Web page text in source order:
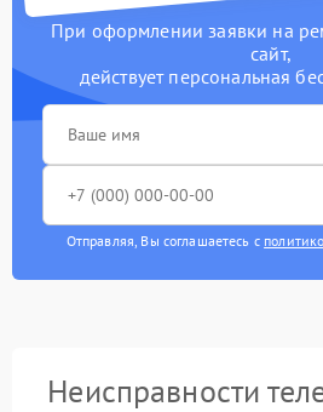
При оформлении заявки на
сайт,
действует персональная
Отправляя, Вы соглашаетесь с
Неисправности